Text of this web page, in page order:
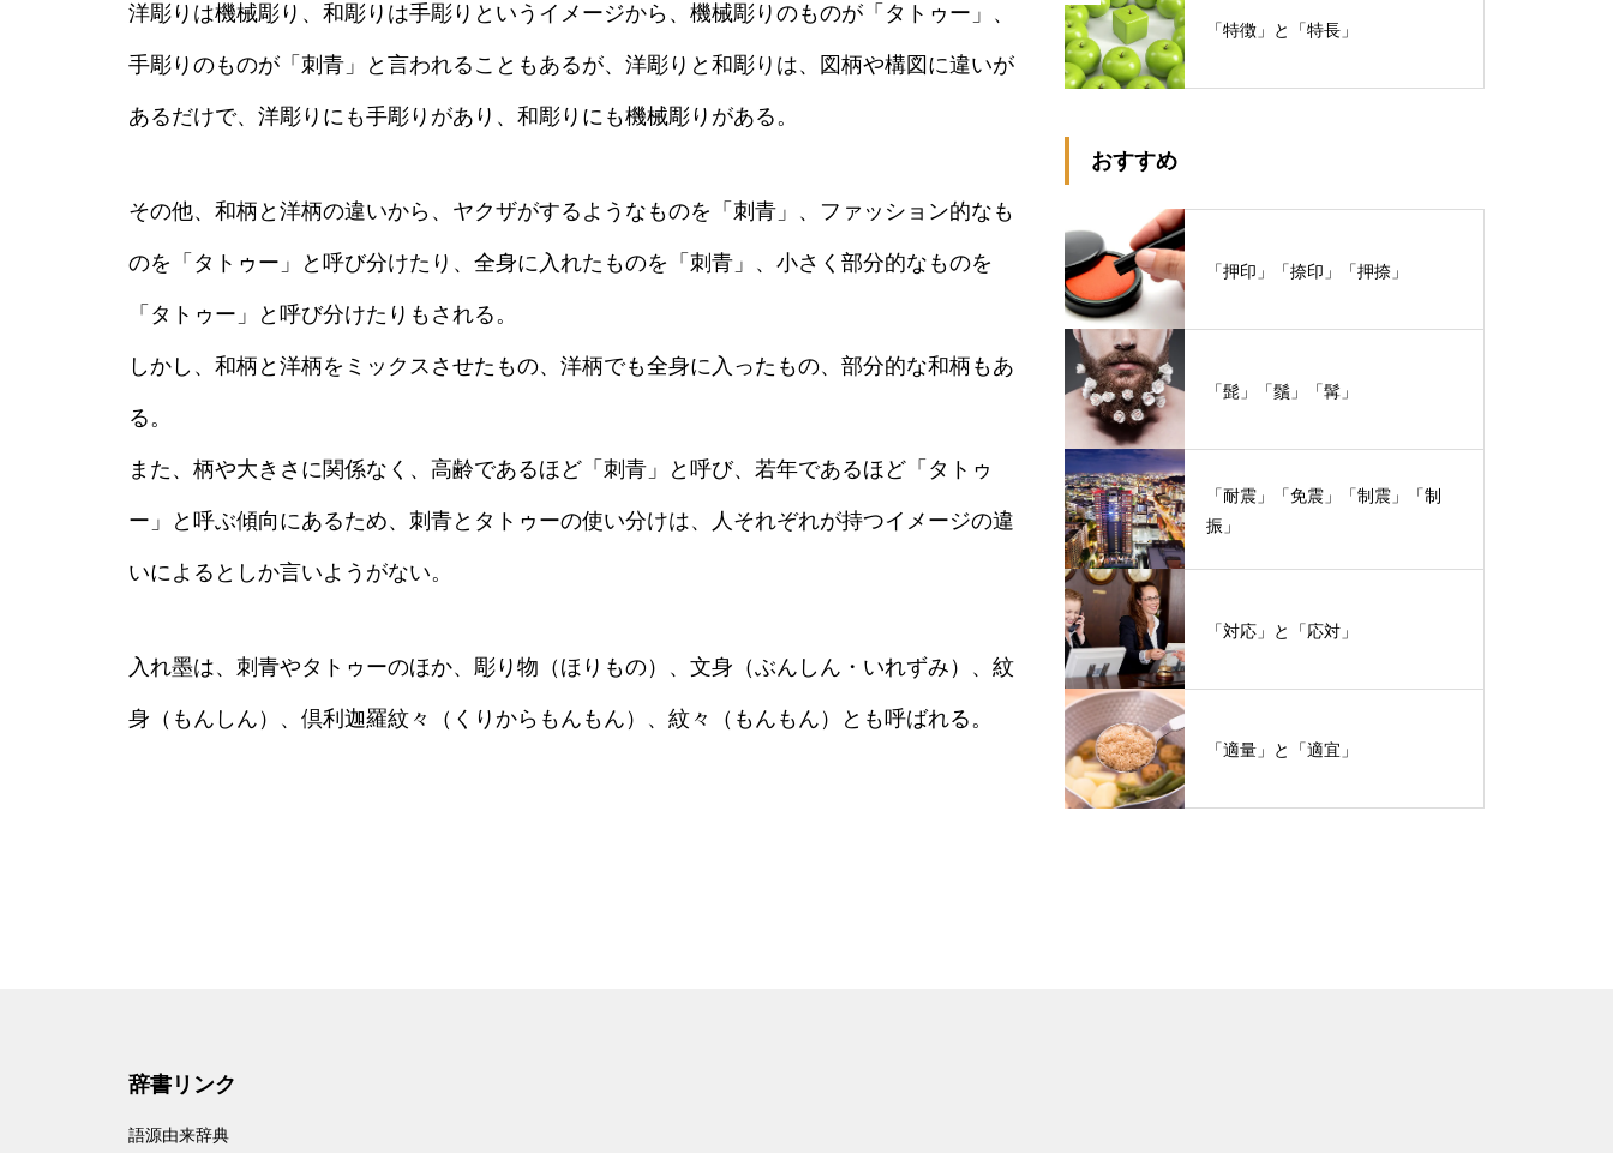
洋彫りは機械彫り、和彫りは手彫りというイメージから、機械彫りのものが「タトゥー」、
手彫りのものが「刺青」と言われることもあるが、洋彫りと和彫りは、図柄や構図に違いが
あるだけで、洋彫りにも手彫りがあり、和彫りにも機械彫りがある。
その他、和柄と洋柄の違いから、ヤクザがするようなものを「刺青」、ファッション的なも
のを「タトゥー」と呼び分けたり、全身に入れたものを「刺青」、小さく部分的なものを
「タトゥー」と呼び分けたりもされる。
しかし、和柄と洋柄をミックスさせたもの、洋柄でも全身に入ったもの、部分的な和柄もあ
る。
また、柄や大きさに関係なく、高齢であるほど「刺青」と呼び、若年であるほど「タトゥ
ー」と呼ぶ傾向にあるため、刺青とタトゥーの使い分けは、人それぞれが持つイメージの違
いによるとしか言いようがない。
入れ墨は、刺青やタトゥーのほか、彫り物（ほりもの）、文身（ぶんしん・いれずみ）、紋
身（もんしん）、倶利迦羅紋々（くりからもんもん）、紋々（もんもん）とも呼ばれる。
「特徴」と「特長」
おすすめ
「押印」「捺印」「押捺」
「髭」「鬚」「髯」
「耐震」「免震」「制震」「制
振」
「対応」と「応対」
「適量」と「適宜」
辞書リンク
語源由来辞典